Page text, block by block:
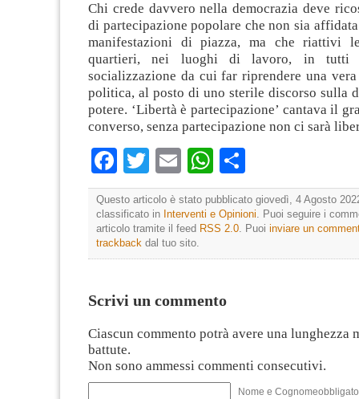
Chi crede davvero nella democrazia deve
di partecipazione popolare che non sia
manifestazioni di piazza, ma che riattivi
quartieri, nei luoghi di lavoro, in tutti
socializzazione da cui far riprendere una
politica, al posto di uno sterile discorso sulla
potere. ‘Libertà è partecipazione’ cantava il
converso, senza partecipazione non ci sarà
Facebook
TwitterEmailWhatsApp
Questo articolo è stato pubblicato giovedì, 4 Agosto
classificato in Interventi e Opinioni. Puoi seguire i
articolo tramite il feed RSS 2.0. Puoi inviare un
trackback dal tuo sito.
Scrivi un commento
Ciascun commento potrà avere una lunghezza
battute.
Non sono ammessi commenti consecutivi.
Nome e